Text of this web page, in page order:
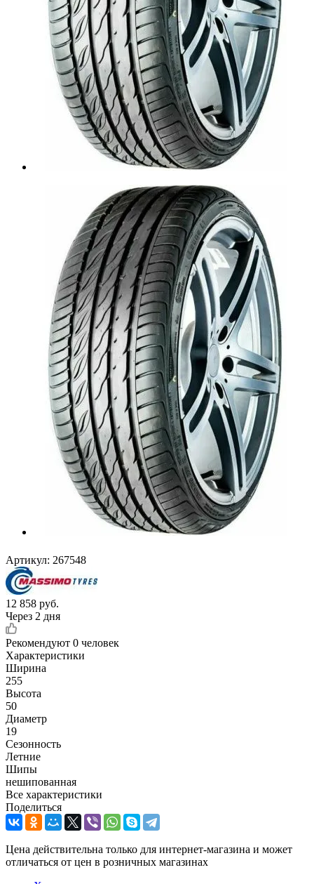
Артикул: 267548
12 858 руб.
Через 2 дня
Рекомендуют 0 человек
Характеристики
Ширина
255
Высота
50
Диаметр
19
Сезонность
Летние
Шипы
нешипованная
Все характеристики
Поделиться
Цена действительна только для интернет-магазина и может
отличаться от цен в розничных магазинах